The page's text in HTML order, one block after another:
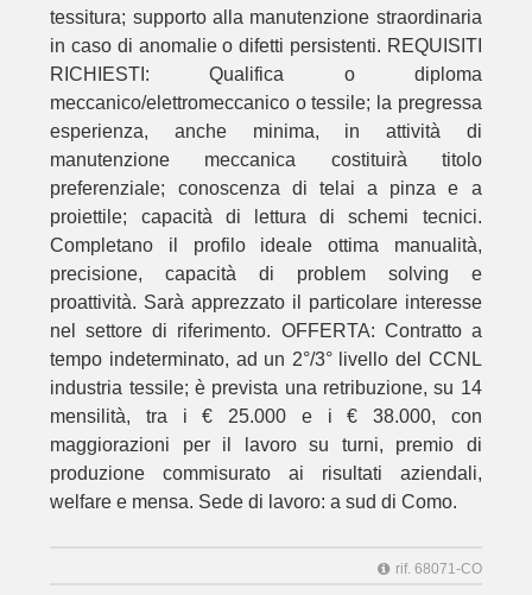
tessitura; supporto alla manutenzione straordinaria
in caso di anomalie o difetti persistenti. REQUISITI
RICHIESTI: Qualifica o diploma
meccanico/elettromeccanico o tessile; la pregressa
esperienza, anche minima, in attività di
manutenzione meccanica costituirà titolo
preferenziale; conoscenza di telai a pinza e a
proiettile; capacità di lettura di schemi tecnici.
Completano il profilo ideale ottima manualità,
precisione, capacità di problem solving e
proattività. Sarà apprezzato il particolare interesse
nel settore di riferimento. OFFERTA: Contratto a
tempo indeterminato, ad un 2°/3° livello del CCNL
industria tessile; è prevista una retribuzione, su 14
mensilità, tra i € 25.000 e i € 38.000, con
maggiorazioni per il lavoro su turni, premio di
produzione commisurato ai risultati aziendali,
welfare e mensa. Sede di lavoro: a sud di Como.
rif. 68071-CO